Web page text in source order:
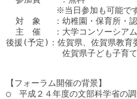
※当日参加も可能ですが、資
対　象 　：幼稚園・保育所・
主　催 　：大学コンソーシア
後援(予定)：佐賀県、佐賀県教育
佐賀県子ども子育て支援
【フォーラム開催の背景】
○　平成２４年度の文部科学省の